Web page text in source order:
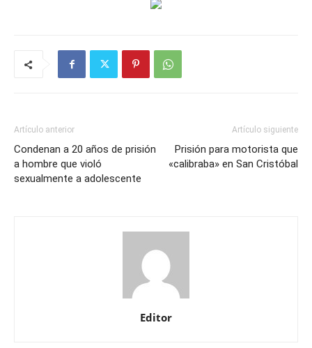
Artículo anterior
Condenan a 20 años de prisión
a hombre que violó
sexualmente a adolescente
Artículo siguiente
Prisión para motorista que
«calibraba» en San Cristóbal
Editor